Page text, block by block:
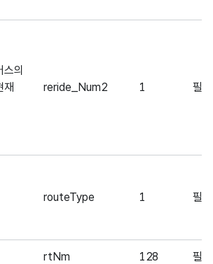
의
재
reride_Num2 1 필
routeType 1 필
rtNm 128 필